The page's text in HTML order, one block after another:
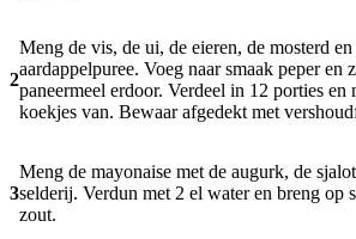
2
Meng de vis, de ui, de eieren, de mosterd
aardappelpuree. Voeg naar smaak peper en
paneermeel erdoor. Verdeel in 12 porties
koekjes van. Bewaar afgedekt met
3
Meng de mayonaise met de augurk, de
selderij. Verdun met 2 el water en breng op
zout.